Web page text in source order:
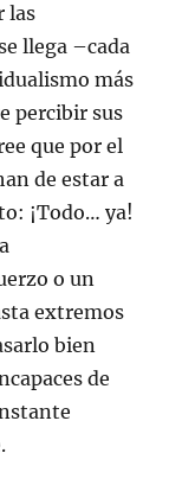
las
llega –cada
más
percibir sus
que por el
de estar a
¡Todo… ya!
o un
extremos
bien
de